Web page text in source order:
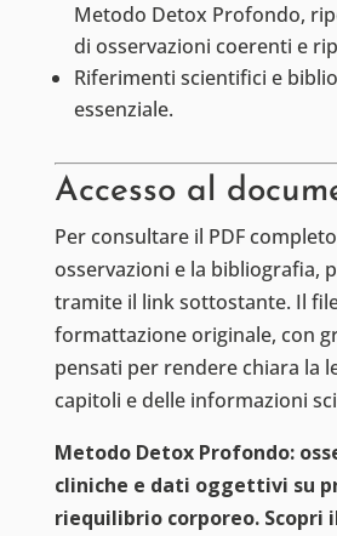
Metodo Detox Profondo,
di osservazioni coerenti e
Riferimenti scientifici e
essenziale.
Accesso al
Per consultare il PDF
osservazioni e la bibliografia,
tramite il link sottostante. Il
formattazione originale, con
pensati per rendere chiara la
capitoli e delle informazioni
Metodo Detox Profondo:
cliniche e dati oggettivi su
riequilibrio corporeo. Scopri